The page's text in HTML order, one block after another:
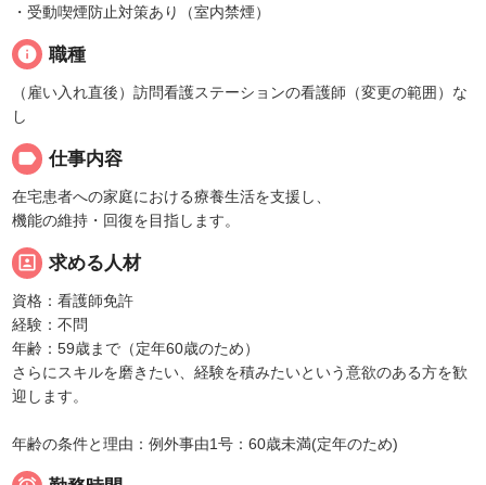
・受動喫煙防止対策あり（室内禁煙）
info 職種
（雇い入れ直後）訪問看護ステーションの看護師（変更の範囲）な
し
label 仕事内容
在宅患者への家庭における療養生活を支援し、
機能の維持・回復を目指します。
portrait 求める人材
資格：看護師免許
経験：不問
年齢：59歳まで（定年60歳のため）
さらにスキルを磨きたい、経験を積みたいという意欲のある方を歓
迎します。
年齢の条件と理由：例外事由1号：60歳未満(定年のため)